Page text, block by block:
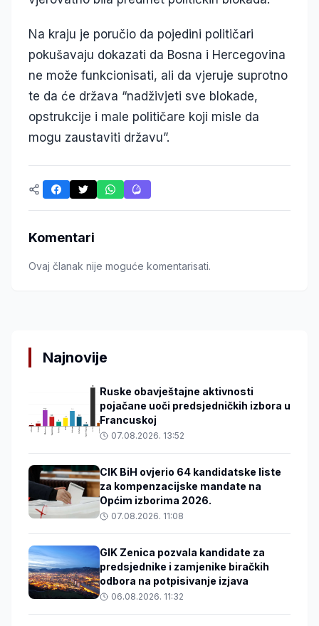
Na kraju je poručio da pojedini političari
pokušavaju dokazati da Bosna i Hercegovina
ne može funkcionisati, ali da vjeruje suprotno
te da će država “nadživjeti sve blokade,
opstrukcije i male političare koji misle da
mogu zaustaviti državu”.
Komentari
Ovaj članak nije moguće komentarisati.
Najnovije
Ruske obavještajne aktivnosti
pojačane uoči predsjedničkih izbora u
Francuskoj
07.08.2026. 13:52
CIK BiH ovjerio 64 kandidatske liste
za kompenzacijske mandate na
Općim izborima 2026.
07.08.2026. 11:08
GIK Zenica pozvala kandidate za
predsjednike i zamjenike biračkih
odbora na potpisivanje izjava
06.08.2026. 11:32